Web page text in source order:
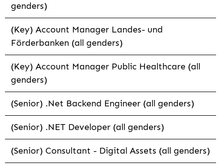
genders)
(Key) Account Manager Landes- und
Förderbanken (all genders)
(Key) Account Manager Public Healthcare (all
genders)
(Senior) .Net Backend Engineer (all genders)
(Senior) .NET Developer (all genders)
(Senior) Consultant - Digital Assets (all genders)